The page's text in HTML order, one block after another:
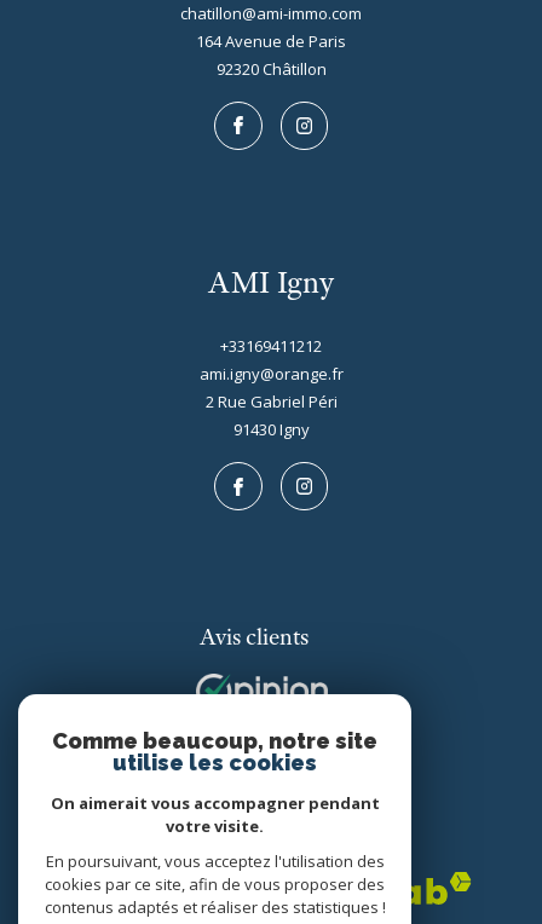
chatillon@ami-immo.com
164 Avenue de Paris
92320 châtillon
AMI Igny
+33169411212
ami.igny@orange.fr
2 Rue Gabriel Péri
91430 igny
Avis clients
Adhérents
Comme beaucoup, notre site
utilise les cookies
On aimerait vous accompagner pendant
votre visite.
En poursuivant, vous acceptez l'utilisation des
cookies par ce site, afin de vous proposer des
contenus adaptés et réaliser des statistiques !